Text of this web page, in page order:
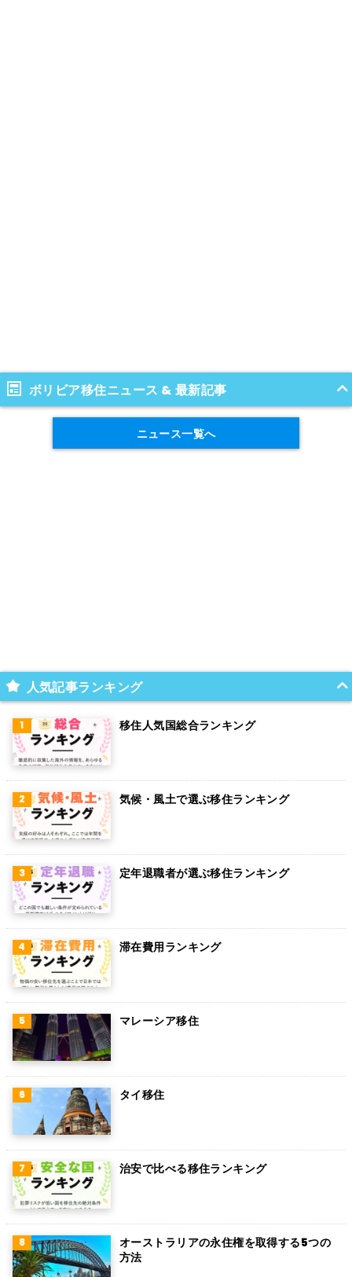
ボリビア移住ニュース & 最新記事
ニュース一覧へ
人気記事ランキング
移住人気国総合ランキング
気候・風土で選ぶ移住ランキング
定年退職者が選ぶ移住ランキング
滞在費用ランキング
マレーシア移住
タイ移住
治安で比べる移住ランキング
オーストラリアの永住権を取得する5つの
方法